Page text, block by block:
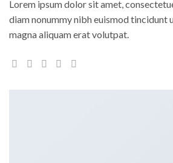
Lorem ipsum dolor sit amet,
diam nonummy nibh euismod tincidunt
magna aliquam erat volutpat.